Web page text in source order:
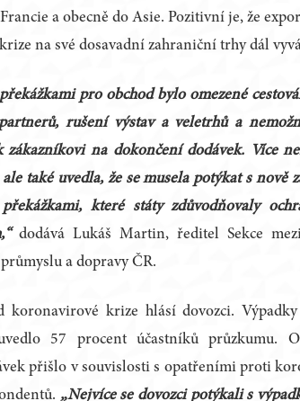
a obecně do Asie. Pozitivní je, že
na své dosavadní zahraniční trhy dál
pro obchod bylo omezené
rušení výstav a veletrhů a
zákazníkovi na dokončení dodávek. Více
také uvedla, že se musela potýkat s nově
které státy zdůvodňovaly
dodává Lukáš Martin, ředitel Sekce
průmyslu a dopravy ČR.
koronavirové krize hlásí dovozci.
57 procent účastníků průzkumu.
přišlo v souvislosti s opatřeními proti
„Nejvíce se dovozci potýkali s